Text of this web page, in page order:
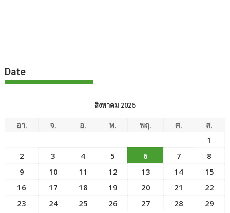
Date
สิงหาคม 2026
อา. จ. อ. พ. พฤ. ศ.
ส.
1
2
3 4 5 6 7
8
9
10 11 12 13 14
15
16
17 18 19 20 21
22
23
24 25 26 27 28
29